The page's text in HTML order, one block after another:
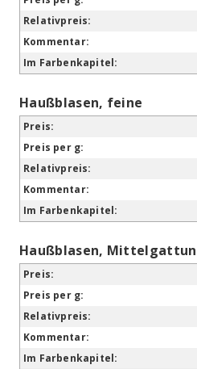
Haußblasen, feine
Haußblasen,